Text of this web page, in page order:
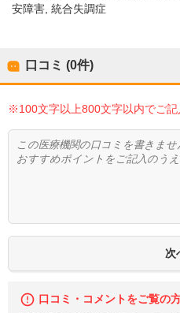
安障害, 統合失調症
口コミ (0件)
※100文字以上800文字以内でご記
口コミ・コメントをご覧の